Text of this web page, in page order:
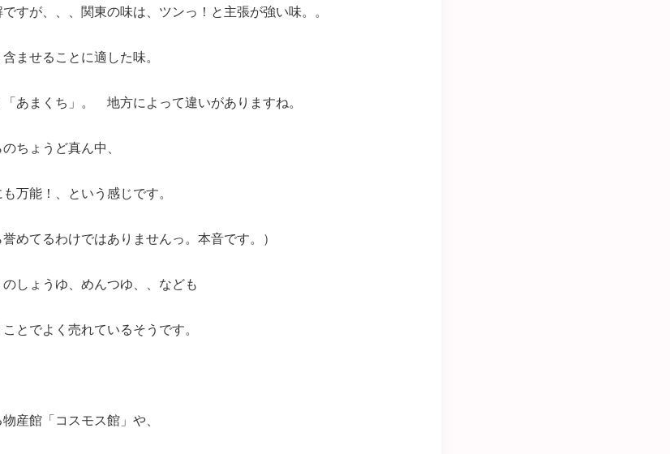
すが、、、関東の味は、ツンっ！と主張が強い味。。
ませることに適した味。
あまくち」。 地方によって違いがありますね。
ちょうど真ん中、
万能！、という感じです。
めてるわけではありませんっ。本音です。）
しょうゆ、めんつゆ、、なども
とでよく売れているそうです。
産館「コスモス館」や、